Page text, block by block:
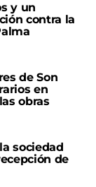
y un
contra la
de Son
en
obras
sociedad
de